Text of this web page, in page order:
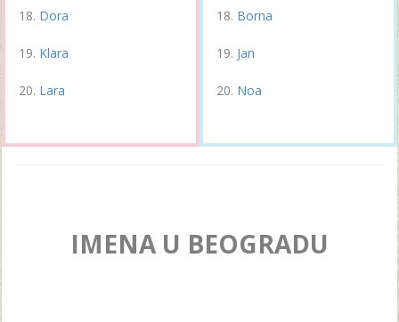
Dora
Klara
Lara
Borna
Jan
Noa
IMENA U BEOGRADU